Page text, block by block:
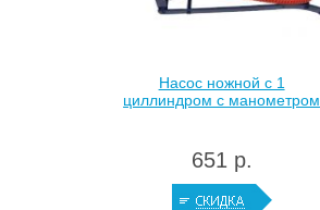
Насос ножной с 1
циллиндром с манометром
651 р.